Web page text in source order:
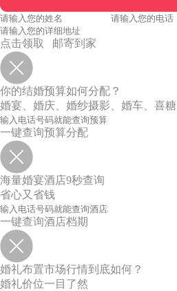
点击领取 邮寄到家
你的结婚预算如何分配？
婚宴、婚庆、婚纱摄影、婚车、喜糖
一键查询预算分配
海量婚宴酒店9秒查询
省心又省钱
一键查询酒店档期
婚礼布置市场行情到底如何？
婚礼价位一目了然